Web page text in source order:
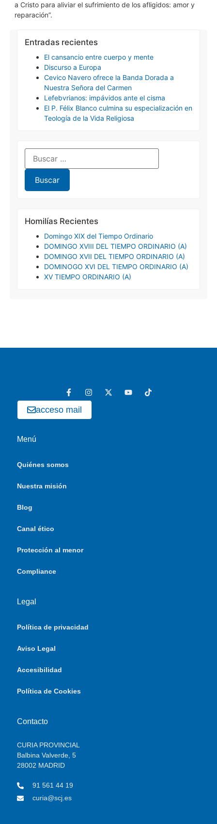
a Cristo para aliviar el sufrimiento de los afligidos: amor y
reparación”.
Entradas recientes
El cansancio entre cuerpo y mente
Discurso a Europa
Cevico Navero ofrece la Banda Dorada a
Nuestra Señora del Carmen
Lefebvrianos: impávidos ante el cisma
El P. Félix Blanco culmina su especialización en
Teología de la Vida Religiosa
Homilías Recientes
Domingo XIX del Tiempo Ordinario
DOMINGO XVIII DEL TIEMPO ORDINARIO (A)
DOMINGO XVII DEL TIEMPO ORDINARIO (A)
DOMINOGO XVI DEL TIEMPO ORDINARIO (A)
XV TIEMPO ORDINARIO (A)
acceso mail
Menú
Quiénes somos
Nuestra misión
Blog
Canal ético
Protección al menor
Compliance
Legal
Política de privacidad
Aviso Legal
Accesibilidad
Política de Cookies
Contacto
CURIA PROVINCIAL
Balbina Valverde, 5
28002 MADRID
91 561 44 19
curia@scj.es